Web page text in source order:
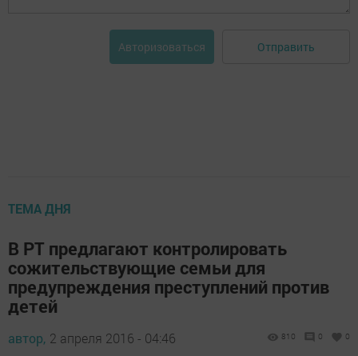
Авторизоваться Отправить
ТЕМА ДНЯ
В РТ предлагают контролировать
сожительствующие семьи для
предупреждения преступлений против
детей
автор, 2 апреля 2016 - 04:46 810 0 0